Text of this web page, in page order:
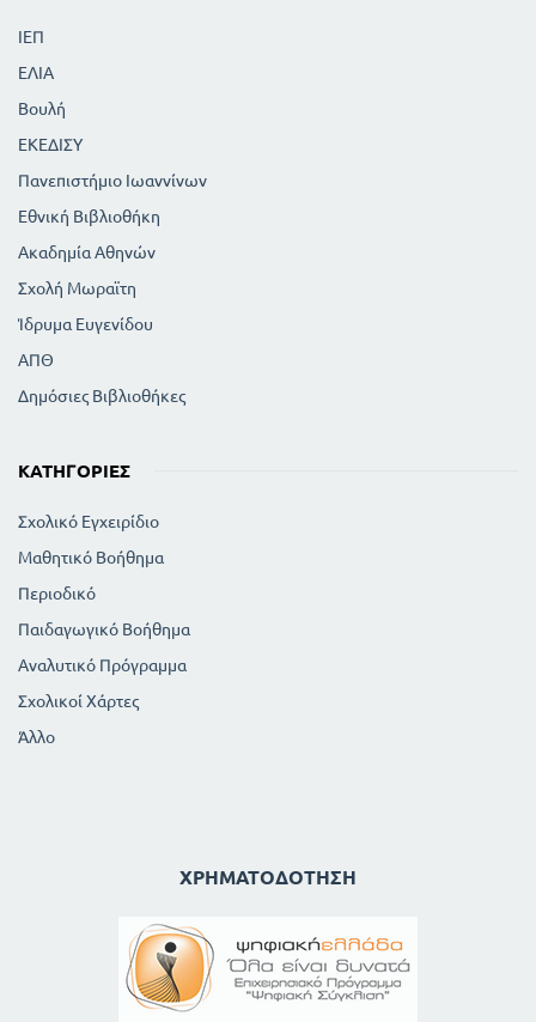
ΙΕΠ
ΕΛΙΑ
Βουλή
ΕΚΕΔΙΣΥ
Πανεπιστήμιο Ιωαννίνων
Εθνική Βιβλιοθήκη
Ακαδημία Αθηνών
Σχολή Μωραϊτη
Ίδρυμα Ευγενίδου
ΑΠΘ
Δημόσιες Βιβλιοθήκες
ΚΑΤΗΓΟΡΊΕΣ
Σχολικό Εγχειρίδιο
Μαθητικό Βοήθημα
Περιοδικό
Παιδαγωγικό Βοήθημα
Αναλυτικό Πρόγραμμα
Σχολικοί Χάρτες
Άλλο
ΧΡΗΜΑΤΟΔΌΤΗΣΗ